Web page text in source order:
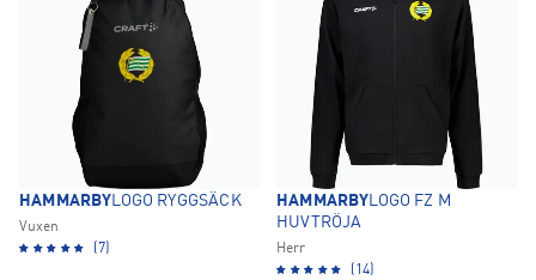
HAMMARBYLOGO RYGGSÄCK
Vuxen
(7)
HAMMARBYLOGO FZ M
HUVTRÖJA
Herr
(14)